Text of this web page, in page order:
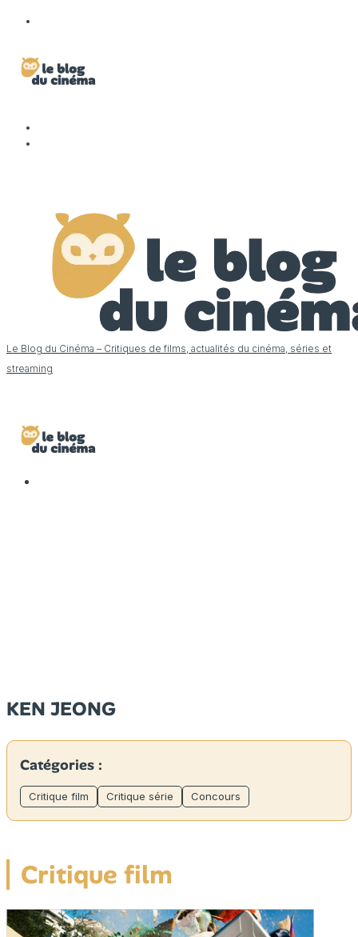
Le Blog du Cinéma – Critiques de films, actualités du cinéma, séries et
streaming
KEN JEONG
Catégories :
Critique film Critique série Concours
Critique film